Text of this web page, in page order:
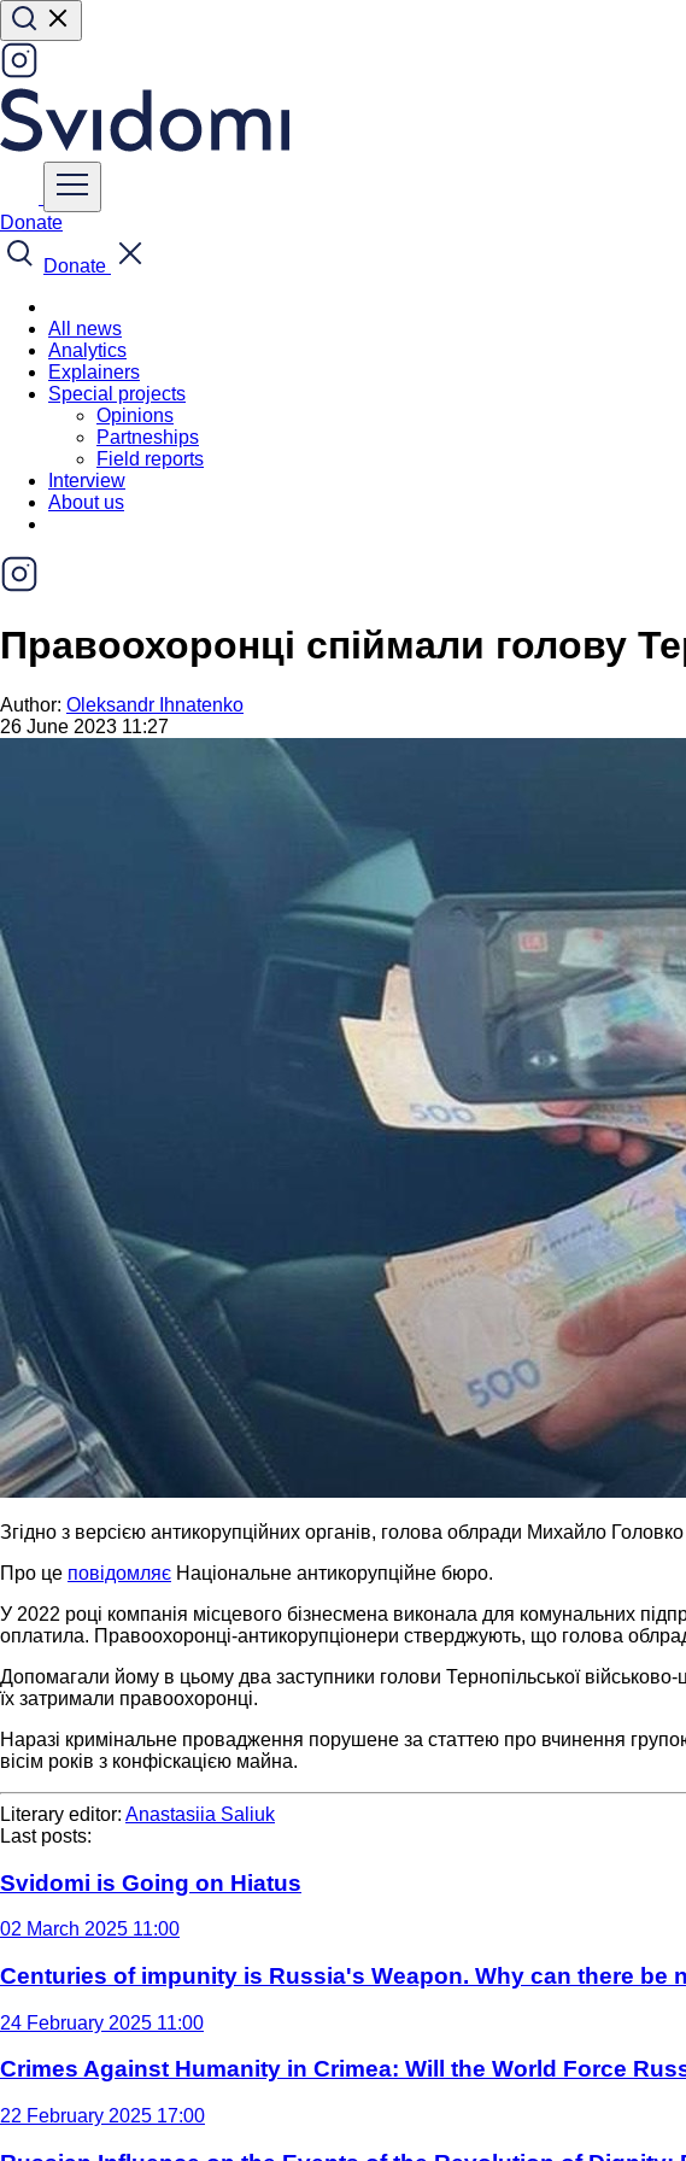
Donate
Donate
All news
Analytics
Explainers
Special projects
Opinions
Partneships
Field reports
Interview
About us
Правоохоронці спіймали голову
Author: Oleksandr Ihnatenko
26 June 2023 11:27
Згідно з версією антикорупційних органів, голова облради Михайло
Про це повідомляє Національне антикорупційне бюро.
У 2022 році компанія місцевого бізнесмена виконала для комунальних
оплатила. Правоохоронці-антикорупціонери стверджують, що голова
Допомагали йому в цьому два заступники голови Тернопільської
їх затримали правоохоронці.
Наразі кримінальне провадження порушене за статтею про вчинення
вісім років з конфіскацією майна.
Literary editor: Anastasiia Saliuk
Last posts:
Svidomi is Going on Hiatus
02 March 2025 11:00
Centuries of impunity is Russia's Weapon. Why can there be
24 February 2025 11:00
Crimes Against Humanity in Crimea: Will the World Force
22 February 2025 17:00